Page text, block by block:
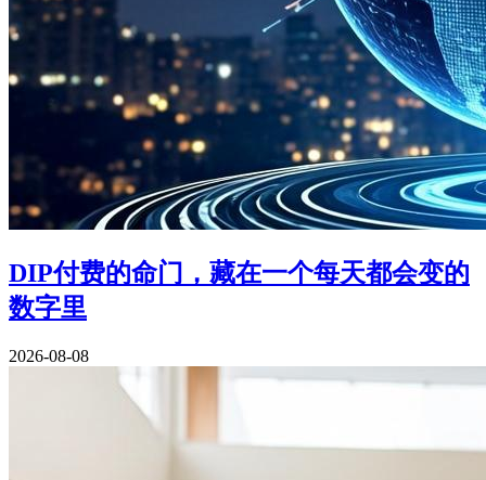
DIP付费的命门，藏在一个每天都会变的
数字里
2026-08-08